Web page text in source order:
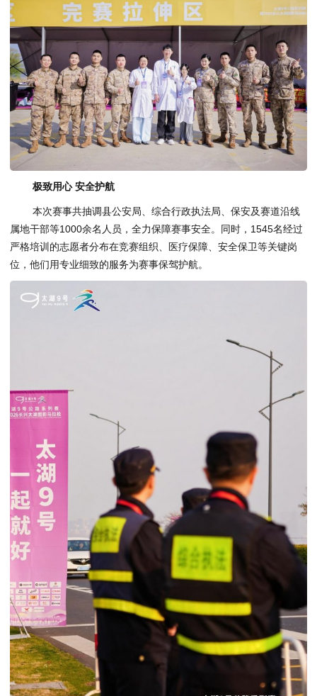
极致用心 安全护航
本次赛事共抽调县公安局、综合行政执法局、保安及赛道沿线
属地干部等1000余名人员，全力保障赛事安全。同时，1545名经过
严格培训的志愿者分布在竞赛组织、医疗保障、安全保卫等关键岗
位，他们用专业细致的服务为赛事保驾护航。